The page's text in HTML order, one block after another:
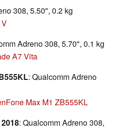
308, 5.50", 0.2 kg
Adreno 308, 5.70", 0.1 kg
A7 Vita
: Qualcomm Adreno
Max M1 ZB555KL
: Qualcomm Adreno 308,